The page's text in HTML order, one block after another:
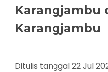
Karangjambu
Karangjambu
Ditulis tanggal 22 Jul